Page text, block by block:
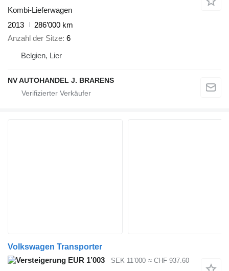
Kombi-Lieferwagen
2013
286’000 km
Anzahl der Sitze 6
Belgien, Lier
NV AUTOHANDEL J. BRARENS
Volkswagen Transporter
EUR 1’003
SEK 11’000 ≈ CHF 937.60